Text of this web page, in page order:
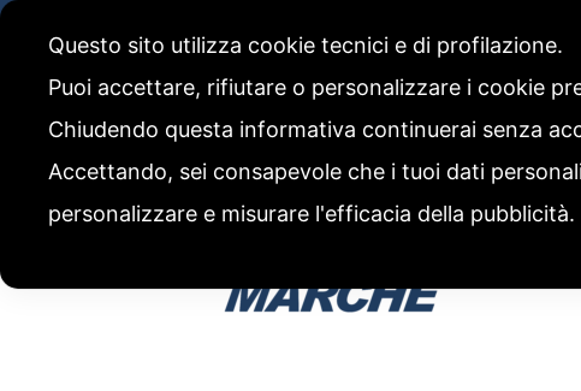
CODICE ETICO E POLITICA EDITORIALE
Questo sito utilizza cookie tecnici e di profilazione.
Puoi accettare, rifiutare o personalizzare i cookie
Chiudendo questa informativa continuerai senza
Accettando, sei consapevole che i tuoi dati
personalizzare e misurare l'efficacia della pubblicità.